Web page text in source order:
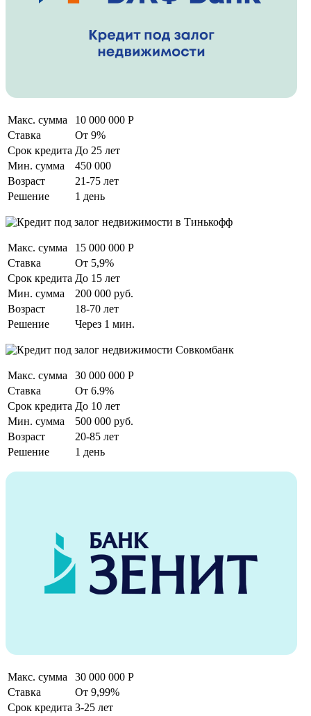
Макс. сумма
10 000 000 Р
Ставка
От 9%
Срок кредита До 25 лет
Мин. сумма
450 000
Возраст
21-75 лет
Решение
1 день
Макс. сумма
15 000 000 Р
Ставка
От 5,9%
Срок кредита До 15 лет
Мин. сумма
200 000 руб.
Возраст
18-70 лет
Решение
Через 1 мин.
Макс. сумма
30 000 000 Р
Ставка
От 6.9%
Срок кредита До 10 лет
Мин. сумма
500 000 руб.
Возраст
20-85 лет
Решение
1 день
Макс. сумма
30 000 000 Р
Ставка
От 9,99%
Срок кредита 3-25 лет